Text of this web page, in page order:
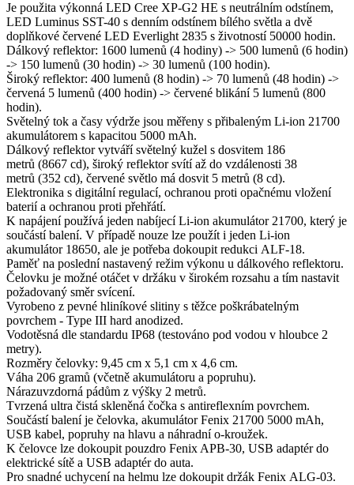
Je použita výkonná LED Cree XP-G2 HE s neutrálním odstínem,
LED Luminus SST-40 s denním odstínem bílého světla a dvě
doplňkové červené LED Everlight 2835 s životností 50000 hodin.
Dálkový reflektor: 1600 lumenů (4 hodiny) -> 500 lumenů (6 hodin)
-> 150 lumenů (30 hodin) -> 30 lumenů (100 hodin).
Široký reflektor: 400 lumenů (8 hodin) -> 70 lumenů (48 hodin) ->
červená 5 lumenů (400 hodin) -> červené blikání 5 lumenů (800
hodin).
Světelný tok a časy výdrže jsou měřeny s přibaleným Li-ion 21700
akumulátorem s kapacitou 5000 mAh.
Dálkový reflektor vytváří světelný kužel s dosvitem 186
metrů (8667 cd), široký reflektor svítí až do vzdálenosti 38
metrů (352 cd), červené světlo má dosvit 5 metrů (8 cd).
Elektronika s digitální regulací, ochranou proti opačnému vložení
baterií a ochranou proti přehřátí.
K napájení používá jeden nabíjecí Li-ion akumulátor 21700, který je
součástí balení. V případě nouze lze použít i jeden Li-ion
akumulátor 18650, ale je potřeba dokoupit redukci ALF-18.
Paměť na poslední nastavený režim výkonu u dálkového reflektoru.
Čelovku je možné otáčet v držáku v širokém rozsahu a tím nastavit
požadovaný směr svícení.
Vyrobeno z pevné hliníkové slitiny s těžce poškrábatelným
povrchem - Type III hard anodized.
Vodotěsná dle standardu IP68 (testováno pod vodou v hloubce 2
metry).
Rozměry čelovky: 9,45 cm x 5,1 cm x 4,6 cm.
Váha 206 gramů (včetně akumulátoru a popruhu).
Nárazuvzdorná pádům z výšky 2 metrů.
Tvrzená ultra čistá skleněná čočka s antireflexním povrchem.
Součástí balení je čelovka, akumulátor Fenix 21700 5000 mAh,
USB kabel, popruhy na hlavu a náhradní o-kroužek.
K čelovce lze dokoupit pouzdro Fenix APB-30, USB adaptér do
elektrické sítě a USB adaptér do auta.
Pro snadné uchycení na helmu lze dokoupit držák Fenix ALG-03.